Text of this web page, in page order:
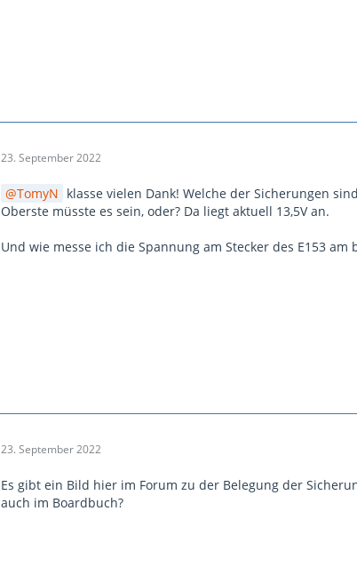
23. September 2022
TomyN klasse vielen Dank! Welche der Sicherungen
Oberste müsste es sein, oder? Da liegt aktuell 13,5V an.
Und wie messe ich die Spannung am Stecker des E153
23. September 2022
Es gibt ein Bild hier im Forum zu der Belegung der
auch im Boardbuch?